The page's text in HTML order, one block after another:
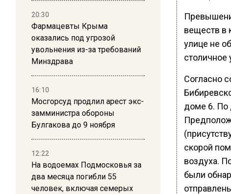
20:30
Фармацевты Крыма
оказались под угрозой
увольнения из-за требований
Минздрава
16:10
Мосгорсуд продлил арест экс-
замминистра обороны
Булгакова до 9 ноября
12:22
На водоемах Подмосковья за
два месяца погибли 55
человек, включая семерых
веществ в
улице не
Согласно
доме 6. По
скорой
воздуха.
были